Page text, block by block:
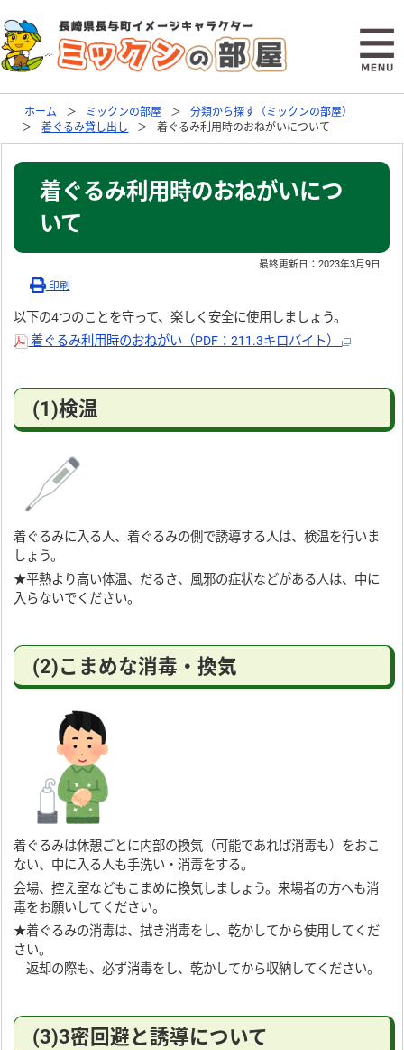
ホーム ミックンの部屋
分類から探す（ミックンの部屋）
着ぐるみ貸し出し
着ぐるみ利用時のおねがいについて
着ぐるみ利用時のおねがいにつ
いて
最終更新日：2023年3月9日
印刷
以下の4つのことを守って、楽しく安全に使用しましょう。
着ぐるみ利用時のおねがい（PDF：211.3キロバイト）
(1)検温
着ぐるみに入る人、着ぐるみの側で誘導する人は、検温を行いま
しょう。
★平熱より高い体温、だるさ、風邪の症状などがある人は、中に
入らないでください。
(2)こまめな消毒・換気
着ぐるみは休憩ごとに内部の換気（可能であれば消毒も）をおこ
ない、中に入る人も手洗い・消毒をする。
会場、控え室などもこまめに換気しましょう。来場者の方へも消
毒をお願いしてください。
★着ぐるみの消毒は、拭き消毒をし、乾かしてから使用してくだ
さい。
返却の際も、必ず消毒をし、乾かしてから収納してください。
(3)3密回避と誘導について